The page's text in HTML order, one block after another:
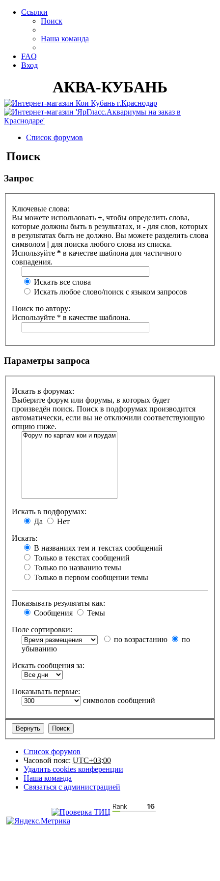
Ссылки
Поиск
Наша команда
FAQ
Вход
АКВА-КУБАНЬ
Список форумов
Поиск
Запрос
Ключевые слова:
Вы можете использовать +, чтобы определить слова,
которые должны быть в результатах, и - для слов, которых
в результатах быть не должно. Вы можете разделить слова
символом | для поиска любого слова из списка.
Используйте * в качестве шаблона для частичного
совпадения.
Искать все слова
Искать любое слово/поиск с языком запросов
Поиск по автору:
Используйте * в качестве шаблона.
Параметры запроса
Искать в форумах:
Выберите форум или форумы, в которых будет
произведён поиск. Поиск в подфорумах производится
автоматически, если вы не отключили соответствующую
опцию ниже.
Искать в подфорумах:
Да
Нет
Искать:
В названиях тем и текстах сообщений
Только в текстах сообщений
Только по названию темы
Только в первом сообщении темы
Показывать результаты как:
Сообщения
Темы
Поле сортировки:
по возрастанию
по
убыванию
Искать сообщения за:
Показывать первые:
символов сообщений
Список форумов
Часовой пояс: UTC+03:00
Удалить cookies конференции
Наша команда
Связаться с администрацией